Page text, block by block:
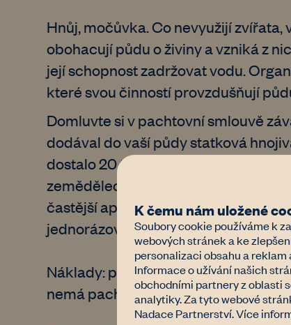
Hnůj, močůvka. Co nevyužijí
obohacují půdu o živiny a vzniká z
její schopnost zadržovat vodu.
které svou činností provzdušňují
Domluvte si v pachtovní smlouvě
dodával do vaší půdy statková
dostalo 20 tun na hektar v průběhu
zemědělec zapravovat statková
častější aplikaci se dává menší
jednorázově může dát až 40 tun na
Náklady: pohonné hmoty při
nemá pachtýř vlastní (živočišnou
K čemu nám uložené
Soubory cookie používáme k
webových stránek a ke
personalizaci obsahu a
Informace o užívání našich
obchodními partnery z oblasti
analytiky. Za tyto webové
Nadace Partnerství. Více